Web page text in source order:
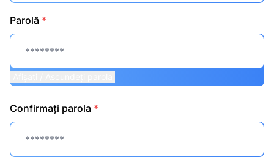
Parolă *
Confirmați parola *